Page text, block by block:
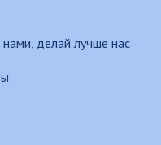
делай лучше нас